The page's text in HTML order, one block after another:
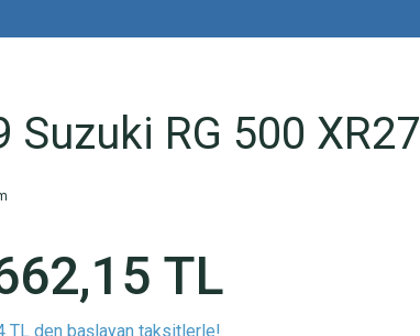
Suzuki RG 500 XR27
TL
TL den başlayan taksitlerle!